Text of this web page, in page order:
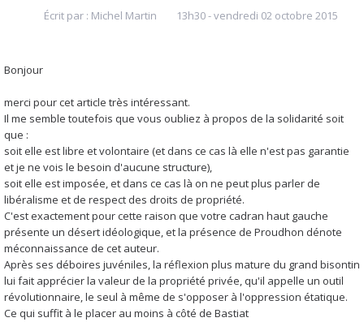
Écrit par : Michel Martin 13h30-vendredi 02 octobre 2015
Bonjour
merci pour cet article très intéressant.
Il me semble toutefois que vous oubliez à propos de la solidarité soit
que :
soit elle est libre et volontaire (et dans ce cas là elle n'est pas garantie
et je ne vois le besoin d'aucune structure),
soit elle est imposée, et dans ce cas là on ne peut plus parler de
libéralisme et de respect des droits de propriété.
C'est exactement pour cette raison que votre cadran haut gauche
présente un désert idéologique, et la présence de Proudhon dénote
méconnaissance de cet auteur.
Après ses déboires juvéniles, la réflexion plus mature du grand bisontin
lui fait apprécier la valeur de la propriété privée, qu'il appelle un outil
révolutionnaire, le seul à même de s'opposer à l'oppression étatique.
Ce qui suffit à le placer au moins à côté de Bastiat